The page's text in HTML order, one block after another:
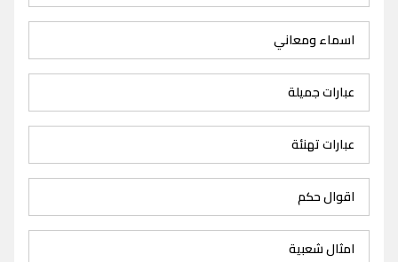
اسماء ومعاني
عبارات جميلة
عبارات تهنئة
اقوال حكم
امثال شعبية